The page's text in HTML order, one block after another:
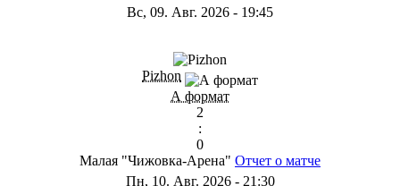
Вс, 09. Авг. 2026 - 19:45
Pizhon
А формат
2
:
0
Малая "Чижовка-Арена" Отчет о матче
Пн, 10. Авг. 2026- 21:30